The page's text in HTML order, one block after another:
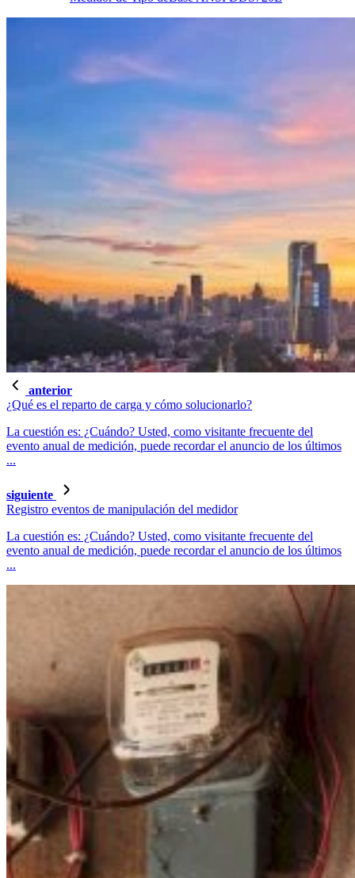
anterior
¿Qué es el reparto de carga y cómo solucionarlo?
La cuestión es: ¿Cuándo? Usted, como visitante frecuente del
evento anual de medición, puede recordar el anuncio de los últimos
...
siguiente
Registro eventos de manipulación del medidor
La cuestión es: ¿Cuándo? Usted, como visitante frecuente del
evento anual de medición, puede recordar el anuncio de los últimos
...